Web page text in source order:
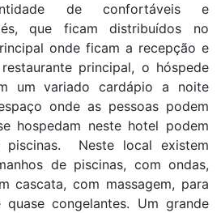
de confortáveis e
que ficam distribuídos no
onde ficam a recepção e
principal, o hóspede
um variado cardápio a noite
onde as pessoas podem
hospedam neste hotel podem
Neste local existem
de piscinas, com ondas,
cascata, com massagem, para
congelantes. Um grande